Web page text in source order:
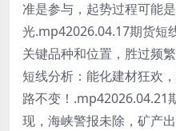
准是参与，起势过程可能
光.mp42026.04.17期货短
关键品种和位置，胜过频
短线分析：能化建材狂欢
路不变！.mp42026.04.21
现，海峡警报未除，矿产